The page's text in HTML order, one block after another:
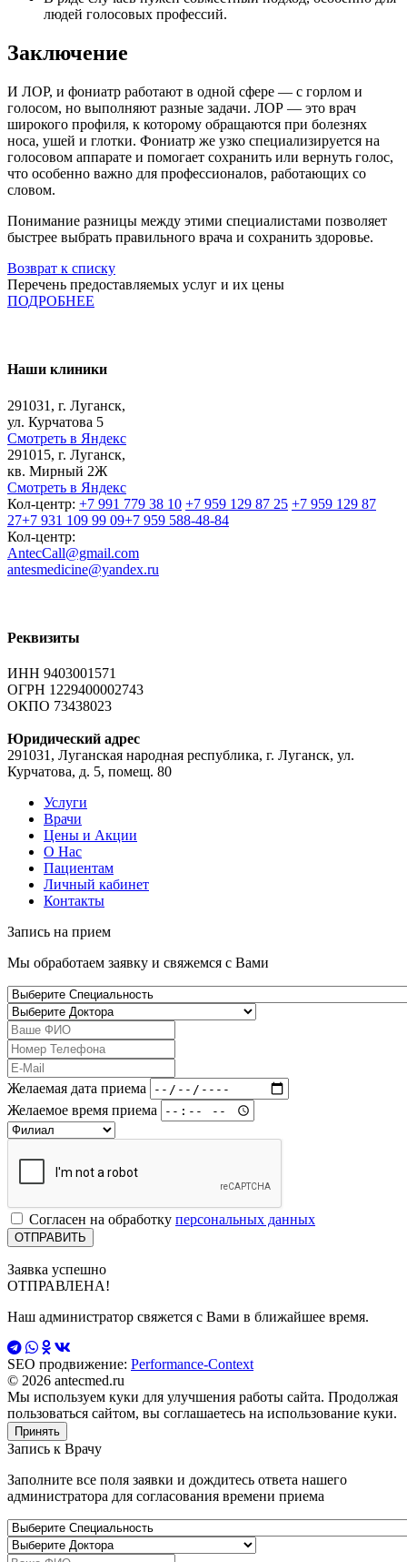
людей голосовых профессий.
Заключение
И ЛОР, и фониатр работают в одной сфере — с горлом и
голосом, но выполняют разные задачи. ЛОР — это врач
широкого профиля, к которому обращаются при болезнях
носа, ушей и глотки. Фониатр же узко специализируется на
голосовом аппарате и помогает сохранить или вернуть голос,
что особенно важно для профессионалов, работающих со
словом.
Понимание разницы между этими специалистами позволяет
быстрее выбрать правильного врача и сохранить здоровье.
Возврат к списку
Перечень предоставляемых услуг и их цены
ПОДРОБНЕЕ
Наши клиники
291031, г. Луганск,
ул. Курчатова 5
Смотреть в Яндекс
291015, г. Луганск,
кв. Мирный 2Ж
Смотреть в Яндекс
Кол-центр: +7 991 779 38 10 +7 959 129 87 25 +7 959 129 87
27+7 931 109 99 09+7 959 588-48-84
Кол-центр:
AntecCall@gmail.com
antesmedicine@yandex.ru
Реквизиты
ИНН 9403001571
ОГРН 1229400002743
ОКПО 73438023
Юридический адрес
291031, Луганская народная республика, г. Луганск, ул.
Курчатова, д. 5, помещ. 80
Услуги
Врачи
Цены и Акции
О Нас
Пациентам
Личный кабинет
Контакты
Запись на прием
Мы обработаем заявку и свяжемся с Вами
Желаемая дата приема
Желаемое время приема
Согласен на обработку персональных данных
Заявка успешно
ОТПРАВЛЕНА!
Наш администратор свяжется с Вами в ближайшее время.
SEO продвижение: Performance-Context
© 2026 antecmed.ru
Мы используем куки для улучшения работы сайта. Продолжая
пользоваться сайтом, вы соглашаетесь на использование куки.
Принять
Запись к Врачу
Заполните все поля заявки и дождитесь ответа нашего
администратора для согласования времени приема